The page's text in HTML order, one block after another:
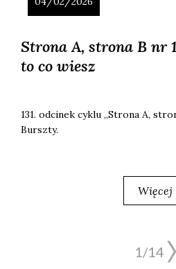
Strona A, strona B nr
to co wiesz
131. odci­nek cyklu „Stro­na A,
Bursz­ty.
Więcej
1/14